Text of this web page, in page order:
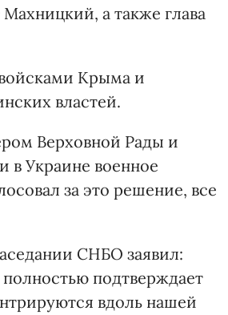
а также глава
Крыма и
властей.
Верховной Рады и
в Украине военное
за это решение, все
СНБО заявил:
подтверждает
вдоль нашей